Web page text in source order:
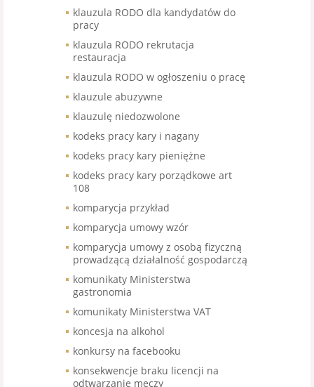
klauzula RODO dla kandydatów do
pracy
klauzula RODO rekrutacja
restauracja
klauzula RODO w ogłoszeniu o pracę
klauzule abuzywne
klauzulę niedozwolone
kodeks pracy kary i nagany
kodeks pracy kary pieniężne
kodeks pracy kary porządkowe art
108
komparycja przykład
komparycja umowy wzór
komparycja umowy z osobą fizyczną
prowadzącą działalność gospodarczą
komunikaty Ministerstwa
gastronomia
komunikaty Ministerstwa VAT
koncesja na alkohol
konkursy na facebooku
konsekwencje braku licencji na
odtwarzanie meczy